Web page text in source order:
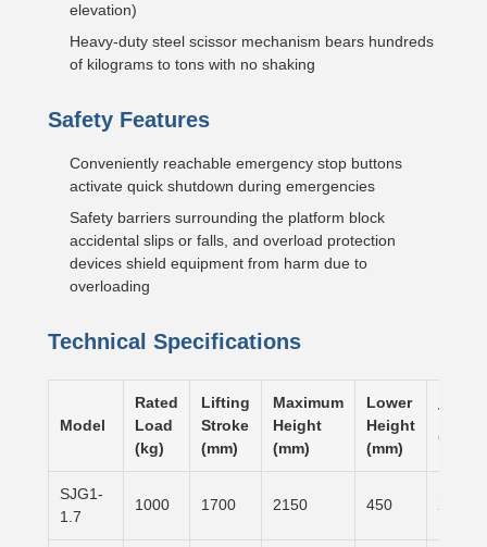
elevation)
Heavy-duty steel scissor mechanism bears hundreds
of kilograms to tons with no shaking
Safety Features
Conveniently reachable emergency stop buttons
activate quick shutdown during emergencies
Safety barriers surrounding the platform block
accidental slips or falls, and overload protection
devices shield equipment from harm due to
overloading
Technical Specifications
Model
Rated
Load
(kg)
Lifting
Stroke
(mm)
Maximum
Height
(mm)
Lower
Height
(mm)
Table
(mm)
SJG1-
1.7
1000 1700 2150 450